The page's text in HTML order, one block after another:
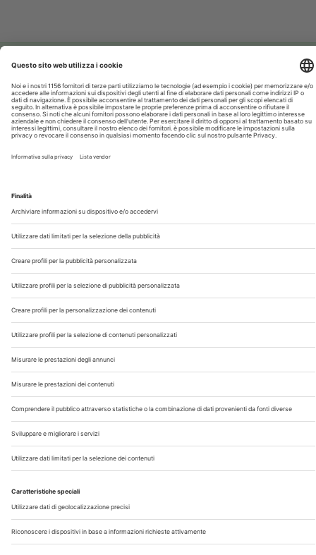
Chi Siamo
Contatti
Note Legali
©2026 Edra S.p.a | www.edraspa.it | P.iva 08056040960
| Tel. 02/881841 | Sede legale: Viale Enrico Forlanini 21 -
20134 Milano (Italy)